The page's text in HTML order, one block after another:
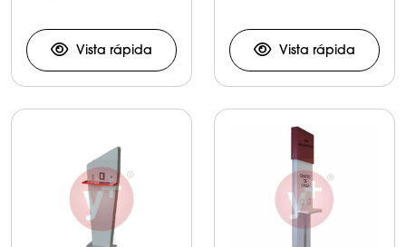
Celulares y
Tabletas
Vista rápida
Celulares y
Tabletas
Vista rápida